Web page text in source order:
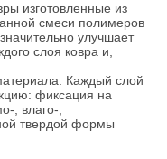
изготовленные из
смеси полимеров
улучшает
слоя ковра и,
Каждый слой
фиксация на
, влаго-,
твердой формы